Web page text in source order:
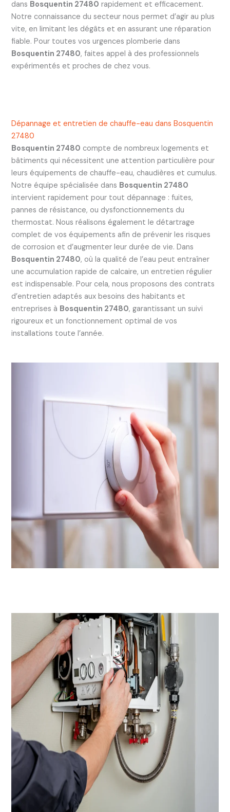
dans Bosquentin 27480 rapidement et efficacement.
Notre connaissance du secteur nous permet d’agir au plus
vite, en limitant les dégâts et en assurant une réparation
fiable. Pour toutes vos urgences plomberie dans
Bosquentin 27480, faites appel à des professionnels
expérimentés et proches de chez vous.
Dépannage et entretien de chauffe-eau dans Bosquentin
27480
Bosquentin 27480 compte de nombreux logements et
bâtiments qui nécessitent une attention particulière pour
leurs équipements de chauffe-eau, chaudières et cumulus.
Notre équipe spécialisée dans Bosquentin 27480
intervient rapidement pour tout dépannage : fuites,
pannes de résistance, ou dysfonctionnements du
thermostat. Nous réalisons également le détartrage
complet de vos équipements afin de prévenir les risques
de corrosion et d’augmenter leur durée de vie. Dans
Bosquentin 27480, où la qualité de l’eau peut entraîner
une accumulation rapide de calcaire, un entretien régulier
est indispensable. Pour cela, nous proposons des contrats
d’entretien adaptés aux besoins des habitants et
entreprises à Bosquentin 27480, garantissant un suivi
rigoureux et un fonctionnement optimal de vos
installations toute l’année.